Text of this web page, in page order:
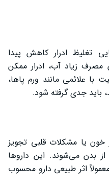
تغلیظ ادرار کاهش پیدا
زیاد آب، ادرار ممکن
علائمی مانند ورم پاها،
باید جدی گرفته شود.
خون یا مشکلات قلبی تجویز
بدن می‌شوند. این داروها
اثر طبیعی دارو محسوب